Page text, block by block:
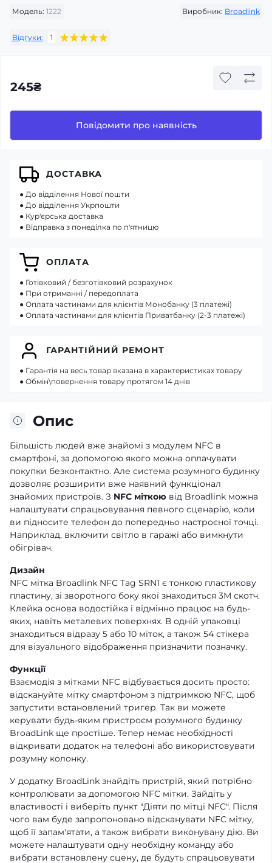
Модель: 1222 Виробник: Broadlink
Відгуки: 1
245₴
Повідомити про наявність
Опис
Більшість людей вже знайомі з модулем NFC в
смартфоні, за допомогою якого можна оплачувати
покупки безконтактно. Але система розумного будинку
дозволяє розширити вже наявний функціонал
знайомих пристроїв. З NFC міткою від Broadlink можна
налаштувати спрацьовування певного сценарію, коли
ви підносите телефон до попередньо настроєної точці.
Наприклад, включити світло в гаражі або вимкнути
обігрівач.
Дизайн
NFC мітка Broadlink NFC Tag SRN1 є тонкою пластикову
пластину, зі зворотного боку якої знаходиться 3М скотч.
Клейка основа водостійка і відмінно працює на будь-
яких, навіть металевих поверхнях. В одній упаковці
знаходиться відразу 5 або 10 міток, а також 54 стікера
для візуального відображення призначити позначку.
Функції
Взаємодія з мітками NFC відбувається досить просто:
відскануйте мітку смартфоном з підтримкою NFC, щоб
запустити встановлений тригер. Так ви можете
керувати будь-яким пристроєм розумного будинку
BroadLink ще простіше. Тепер немає необхідності
відкривати додаток на телефоні або використовувати
розумну колонку.
У додатку BroadLink знайдіть пристрій, який потрібно
контролювати за допомогою NFC мітки. Зайдіть у
властивості і виберіть пункт "Діяти по мітці NFC". Після
чого вам буде запропоновано відсканувати NFC мітку,
щоб її запам'ятати, а також вибрати виконувану дію. Ви
можете налаштувати одну необхідну команду або
вибрати встановлену сцену, де будуть спрацьовувати
ДОСТАВКА
● До відділення Нової пошти
● До відділення Укрпошти
● Кур'єрська доставка
● Відправка з понеділка по п'ятницю
ОПЛАТА
● Готівковий / безготівковий розрахунок
● При отриманні / передоплата
● Оплата частинами для клієнтів Монобанку (3 платежі)
● Оплата частинами для клієнтів Приватбанку (2-3 платежі)
ГАРАНТІЙНИЙ РЕМОНТ
● Гарантія на весь товар вказана в характеристиках товару
● Обмін\повернення товару протягом 14 днів